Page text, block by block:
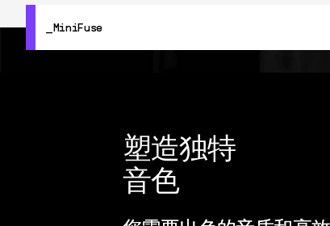
MiniFuse
塑造独特
音色